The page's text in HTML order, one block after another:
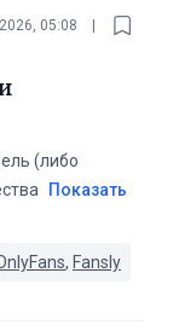
05:08
(либо
Показать
, Fansly